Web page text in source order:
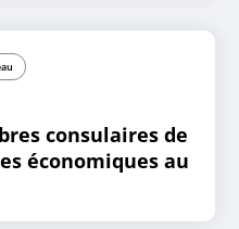
consulaires de
économiques au